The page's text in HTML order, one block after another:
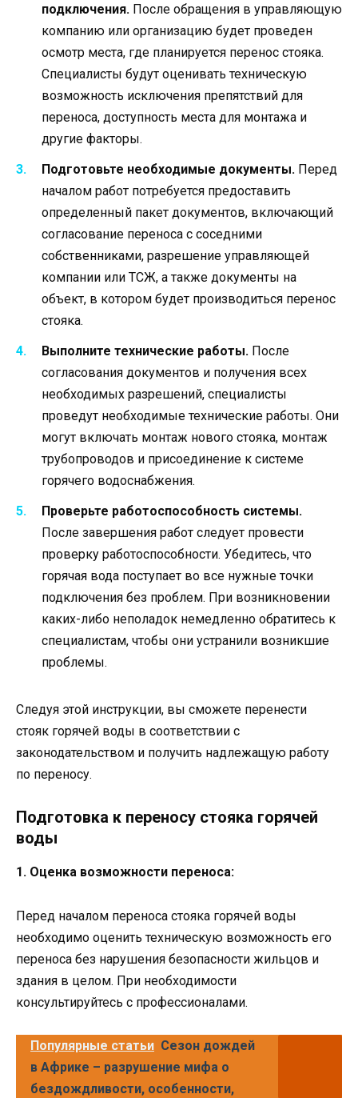
подключения. После обращения в управляющую
компанию или организацию будет проведен
осмотр места, где планируется перенос стояка.
Специалисты будут оценивать техническую
возможность исключения препятствий для
переноса, доступность места для монтажа и
другие факторы.
Подготовьте необходимые документы. Перед
началом работ потребуется предоставить
определенный пакет документов, включающий
согласование переноса с соседними
собственниками, разрешение управляющей
компании или ТСЖ, а также документы на
объект, в котором будет производиться перенос
стояка.
Выполните технические работы. После
согласования документов и получения всех
необходимых разрешений, специалисты
проведут необходимые технические работы. Они
могут включать монтаж нового стояка, монтаж
трубопроводов и присоединение к системе
горячего водоснабжения.
Проверьте работоспособность системы.
После завершения работ следует провести
проверку работоспособности. Убедитесь, что
горячая вода поступает во все нужные точки
подключения без проблем. При возникновении
каких-либо неполадок немедленно обратитесь к
специалистам, чтобы они устранили возникшие
проблемы.
Следуя этой инструкции, вы сможете перенести
стояк горячей воды в соответствии с
законодательством и получить надлежащую работу
по переносу.
Подготовка к переносу стояка горячей
воды
1. Оценка возможности переноса:
Перед началом переноса стояка горячей воды
необходимо оценить техническую возможность его
переноса без нарушения безопасности жильцов и
здания в целом. При необходимости
консультируйтесь с профессионалами.
Популярные статьи Сезон дождей
в Африке – разрушение мифа о
бездождливости, особенности,